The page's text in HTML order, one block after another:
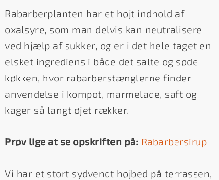
Rabarberplanten har et højt indhold af
oxalsyre, som man delvis kan neutralisere
ved hjælp af sukker, og er i det hele taget en
elsket ingrediens i både det salte og søde
køkken, hvor rabarberstænglerne finder
anvendelse i kompot, marmelade, saft og
kager så langt øjet rækker.
Prøv lige at se opskriften på: Rabarbersirup
Vi har et stort sydvendt højbed på terrassen,